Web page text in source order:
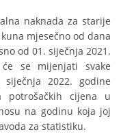
naknada za starije
mjesečno od dana
od 01. siječnja 2021.
se mijenjati svake
2022. godine
potrošačkih cijena u
na godinu koja joj
za statistiku.